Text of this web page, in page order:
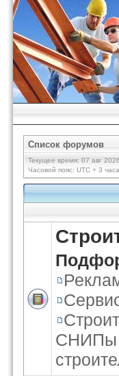
Список форумов
Текущее время: 07 авг
Часовой пояс: UTC + 3
СНИПы